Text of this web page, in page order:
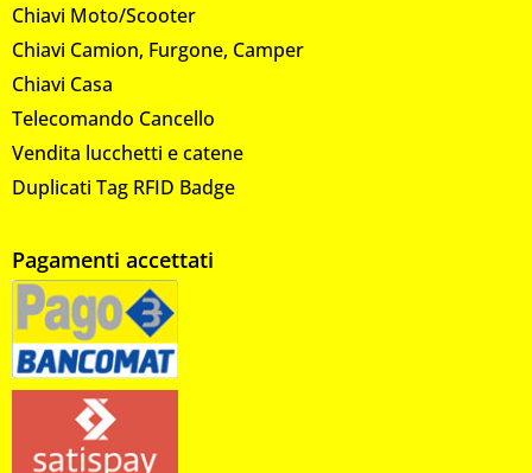
Chiavi Moto/Scooter
Chiavi Camion, Furgone, Camper
Chiavi Casa
Telecomando Cancello
Vendita lucchetti e catene
Duplicati Tag RFID Badge
Pagamenti accettati